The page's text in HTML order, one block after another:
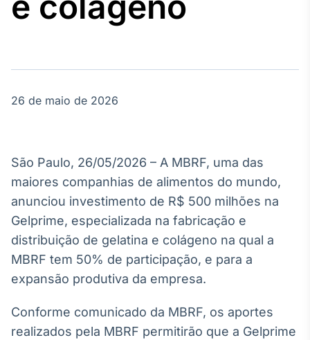
Agro
tempo real
Broadcast
Energia
O setor de
energia elétrica
no Brasil
Broadcast
White Label
26 de maio de 2026
São Paulo, 26/05/2026 – A MBRF, uma das
maiores companhias de alimentos do mundo,
anunciou investimento de R$ 500 milhões na
Gelprime, especializada na fabricação e
distribuição de gelatina e colágeno na qual a
MBRF tem 50% de participação, e para a
expansão produtiva da empresa.
Conforme comunicado da MBRF, os aportes
realizados pela MBRF permitirão que a Gelprime